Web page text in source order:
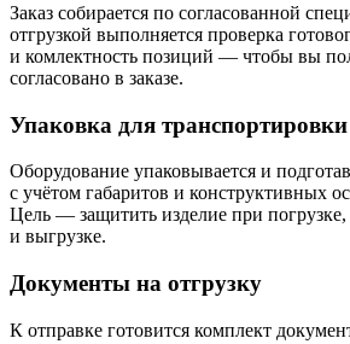
Заказ собирается по согласованной
отгрузкой выполняется проверка
и комлектность позиций — чтобы вы
согласовано в заказе.
Упаковка для транспортировки
Оборудование упаковывается и
с учётом габаритов и конструктивных
Цель — защитить изделие при погрузке,
и выгрузке.
Документы на отгрузку
К отправке готовится комплект